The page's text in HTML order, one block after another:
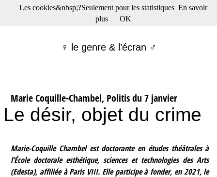
☰ Menu
Films récents
Tribunes
Bloc-notes
Archives
S’abonner à la Lettre !
♀ le genre & l’écran ♂
Marie Coquille-Chambel, Politis du 7 janvier
Le désir, objet du crime
Marie-Coquille Chambel est doctorante en études théâtrales à
l’École doctorale esthétique, sciences et technologies des Arts
(Edesta), affiliée à Paris VIII. Elle participe à fonder, en 2021, le
Les cookies&nbsp;?Seulement pour les statistiques En savoir
plus
OK